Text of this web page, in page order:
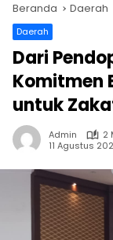
Beranda Daerah
Daerah
Dari
Komitmen
untuk
Admin
2
11 Agustus